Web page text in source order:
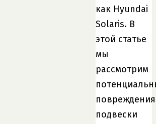
как Hyundai
Solaris. В
этой статье
мы
рассмотрим
повреждения
подвески